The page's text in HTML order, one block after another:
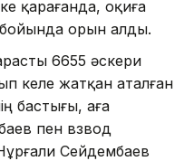
қарағанда, оқиға
орын алды.
6655 әскери
келе жатқан аталған
бастығы, аға
пен взвод
Сейдембаев